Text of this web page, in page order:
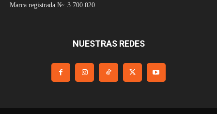
Marca registrada №: 3.700.020
NUESTRAS REDES